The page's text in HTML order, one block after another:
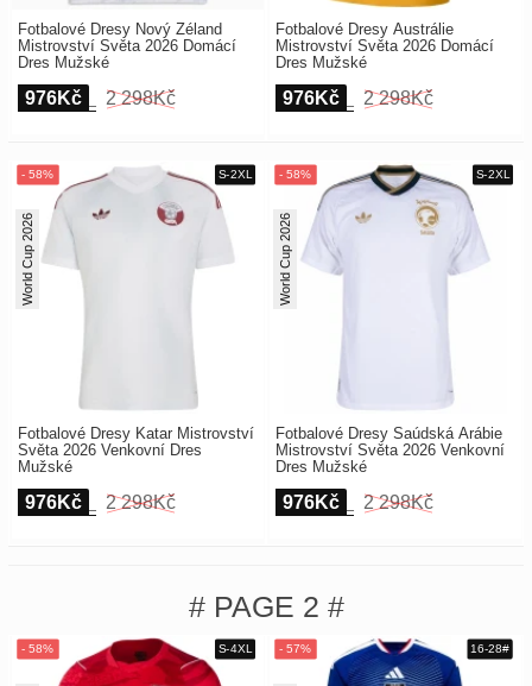
Fotbalové Dresy Nový Zéland
Mistrovství Světa 2026 Domácí
Dres Mužské
976Kč 2 298Kč
Fotbalové Dresy Austrálie
Mistrovství Světa 2026 Domácí
Dres Mužské
976Kč 2 298Kč
Fotbalové Dresy Katar Mistrovství
Světa 2026 Venkovní Dres
Mužské
World Cup 2026
976Kč 2 298Kč
Fotbalové Dresy Saúdská Arábie
Mistrovství Světa 2026 Venkovní
Dres Mužské
World Cup 2026
976Kč 2 298Kč
# PAGE 2 #